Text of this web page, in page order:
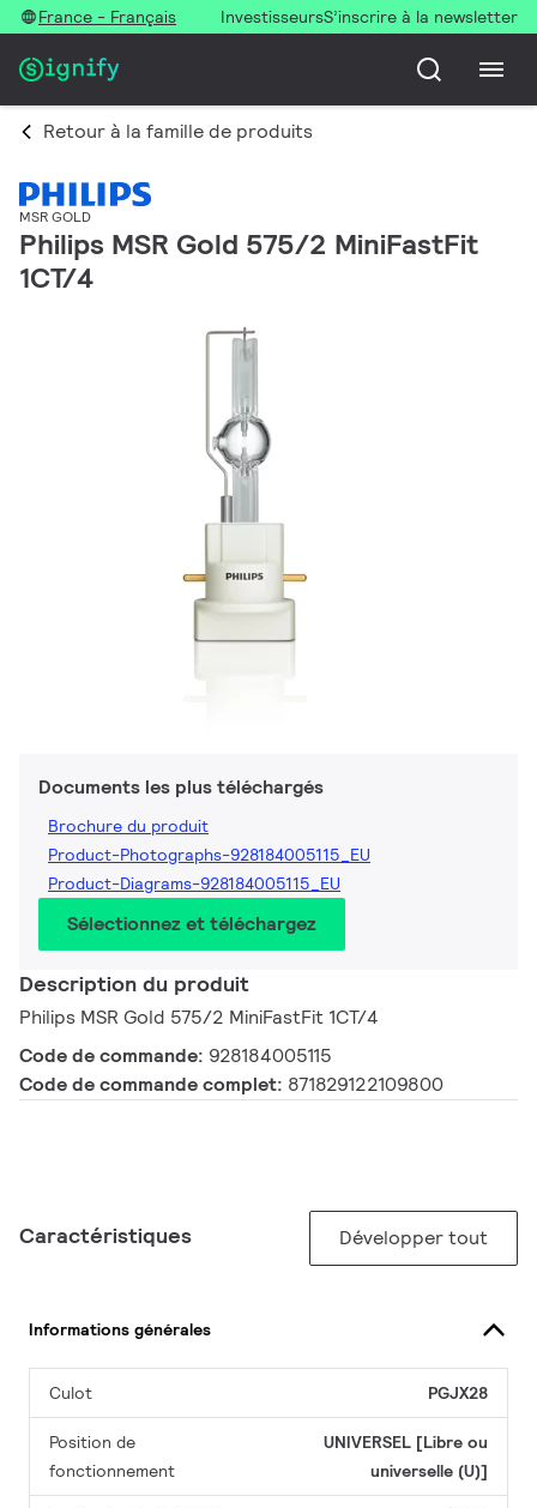
France - Français InvestisseursS’inscrire à la newsletter
Retour à la famille de produits
MSR GOLD
Philips MSR Gold 575/2 MiniFastFit
1CT/4
Documents les plus téléchargés
Brochure du produit
Product-Photographs-928184005115_EU
Product-Diagrams-928184005115_EU
Sélectionnez et téléchargez
Description du produit
Philips MSR Gold 575/2 MiniFastFit 1CT/4
Code de commande: 928184005115
Code de commande complet: 871829122109800
Caractéristiques Développer tout
Informations générales
Culot PGJX28
Position de
fonctionnement
UNIVERSEL [Libre ou
universelle (U)]